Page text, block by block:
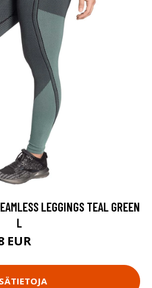
LEGGINGS TEAL GREEN
L
EUR